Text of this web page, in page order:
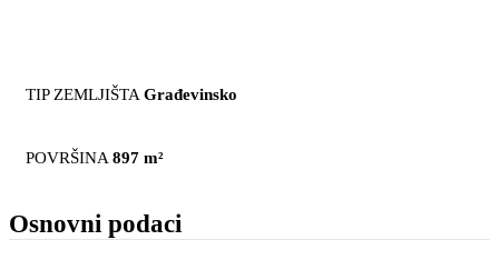
TIP ZEMLJIŠTA Građevinsko
POVRŠINA 897 m²
Osnovni podaci